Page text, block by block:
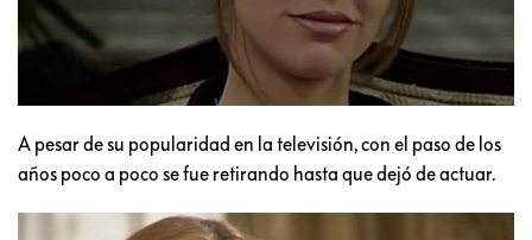
A pesar de su popularidad en la televisión, con el paso de los
años poco a poco se fue retirando hasta que dejó de actuar.